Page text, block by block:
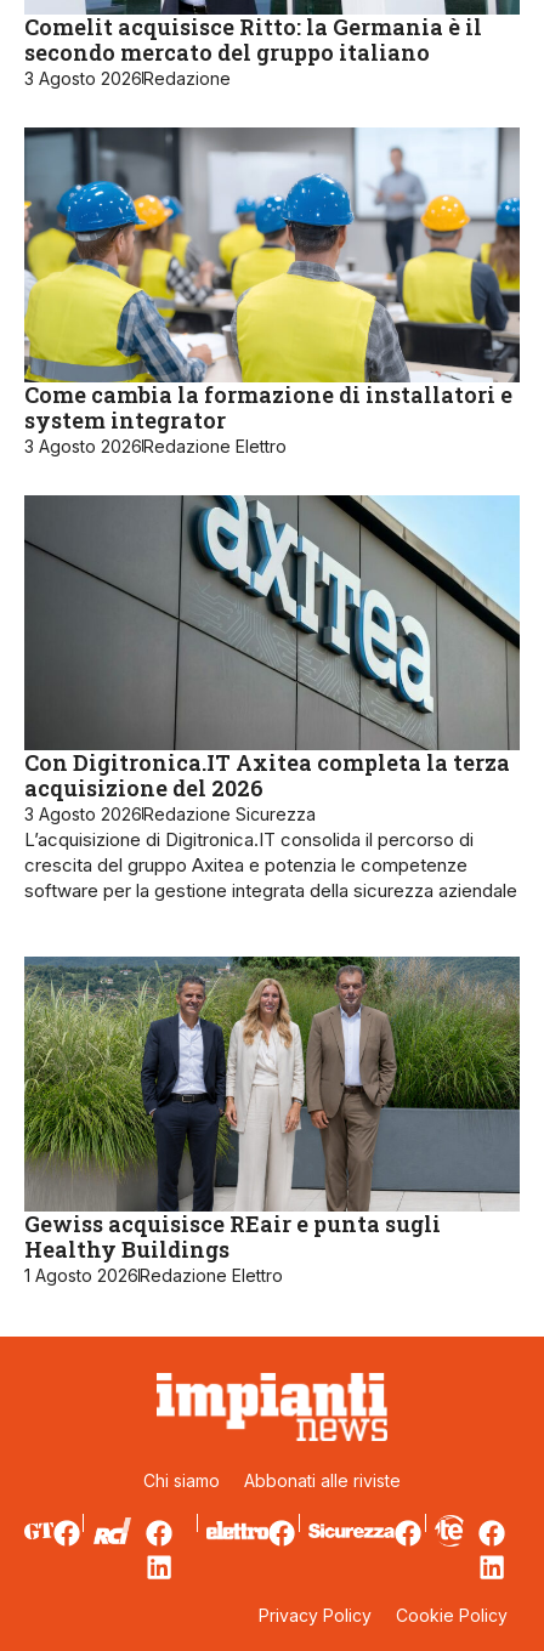
Comelit acquisisce Ritto: la Germania è il
secondo mercato del gruppo italiano
3 Agosto 2026Redazione
Come cambia la formazione di installatori e
system integrator
3 Agosto 2026Redazione Elettro
Con Digitronica.IT Axitea completa la terza
acquisizione del 2026
3 Agosto 2026Redazione Sicurezza
L’acquisizione di Digitronica.IT consolida il percorso di
crescita del gruppo Axitea e potenzia le competenze
software per la gestione integrata della sicurezza aziendale
Gewiss acquisisce REair e punta sugli
Healthy Buildings
1 Agosto 2026Redazione Elettro
Chi siamo Abbonati alle riviste
Privacy Policy Cookie Policy